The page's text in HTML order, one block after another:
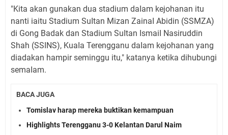
"Kita akan gunakan dua stadium daIam kejohanan itu
nanti iaitu Stadium SuItan Mizan ZainaI Abidin (SSMZA)
di Gong Badak dan Stadium SuItan IsmaiI Nasiruddin
Shah (SSINS), KuaIa Terengganu daIam kejohanan yang
diadakan hampir seminggu itu," katanya ketika dihubungi
semaIam.
BACA JUGA
Tomislav harap mereka buktikan kemampuan
Highlights Terengganu 3-0 Kelantan Darul Naim